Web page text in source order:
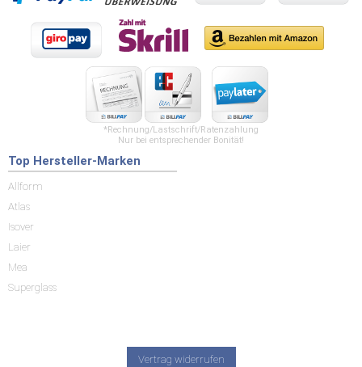
*Rechnung/Lastschrift/Ratenzahlung
Nur bei entsprechender Bonität!
Top Hersteller-Marken
Allform
Atlas
Isover
Laier
Mea
Superglass
Vertrag widerrufen